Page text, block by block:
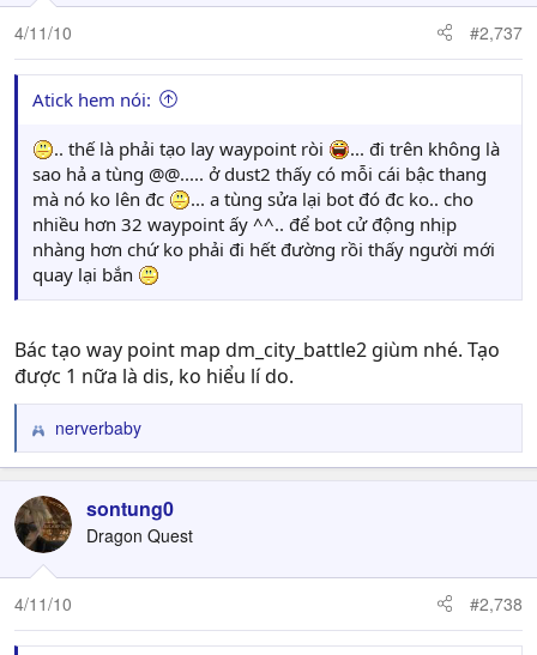
4/11/10 #2,737
Atick hem nói:
.. thế là phải tạo lay waypoint ròi
... đi trên không là
sao hả a tùng @@..... ở dust2 thấy có mỗi cái bậc thang
mà nó ko lên đc
... a tùng sửa lại bot đó đc ko.. cho
nhiều hơn 32 waypoint ấy ^^.. để bot cử động nhịp
nhàng hơn chứ ko phải đi hết đường rồi thấy người mới
quay lại bắn
Bác tạo way point map dm_city_battle2 giùm nhé. Tạo
được 1 nữa là dis, ko hiểu lí do.
R
e
c
t
i
o
n
s
:
nerverbaby
sontung0
Dragon Quest
4/11/10 #2,738